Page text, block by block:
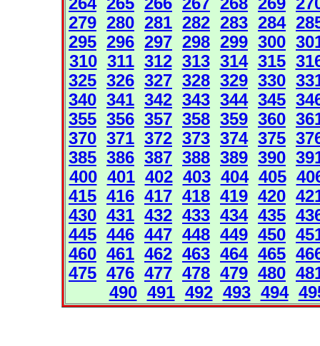
264 265 266 267 268 269
279 280 281 282 283 284
295 296 297 298 299 300
310 311 312 313 314 315
325 326 327 328 329 330
340 341 342 343 344 345
355 356 357 358 359 360
370 371 372 373 374 375
385 386 387 388 389 390
400 401 402 403 404 405
415 416 417 418 419 420
430 431 432 433 434 435
445 446 447 448 449 450
460 461 462 463 464 465
475 476 477 478 479 480
490 491 492 493 494